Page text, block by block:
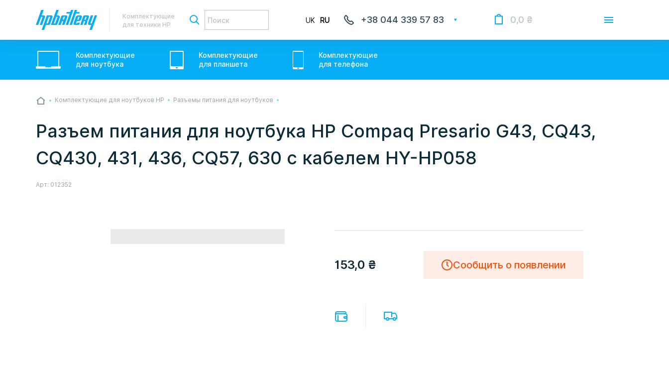
Але ми виліземо зі сховища і перетелефонуємо вам.
Комплектующие
для техники HP
UK RU +38 044 339 57 83 0,0 ₴
Доставка
Оплата
О магазине
Комплектующие
для ноутбука
Комплектующие
для планшета
Комплектующие
для телефона
Комплектующие для ноутбуков HP Разъемы питания для ноутбуков
Разъем питания для ноутбука HP Compaq Presario G43, CQ43,
CQ430, 431, 436, CQ57, 630 с кабелем HY-HP058
Арт: 012352
153,0 ₴ Сообщить о появлении